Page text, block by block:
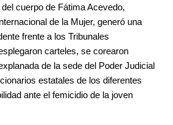
cuerpo de Fátima Acevedo,
de la Mujer, generó una
frente a los Tribunales
carteles, se corearon
de la sede del Poder Judicial
estatales de los diferentes
ante el femicidio de la joven